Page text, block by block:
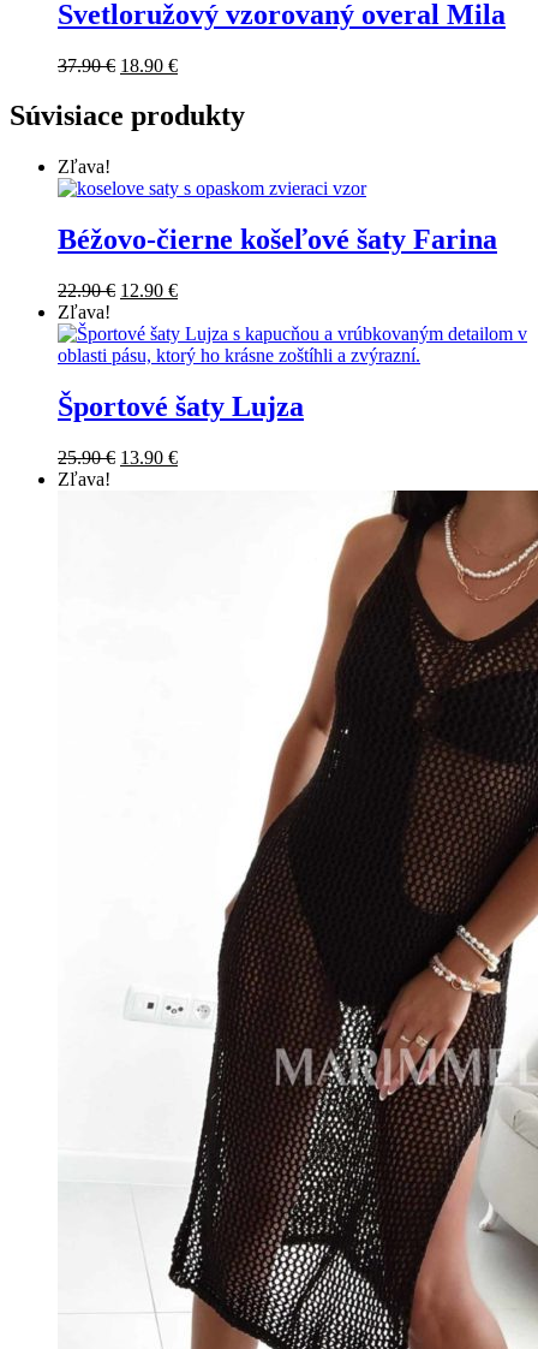
Svetloružový vzorovaný overal Mila
37.90€ 18.90 €
Súvisiace produkty
Zľava!
Béžovo-čierne košeľové šaty Farina
22.90€ 12.90 €
Zľava!
Športové šaty Lujza
25.90€ 13.90 €
Zľava!